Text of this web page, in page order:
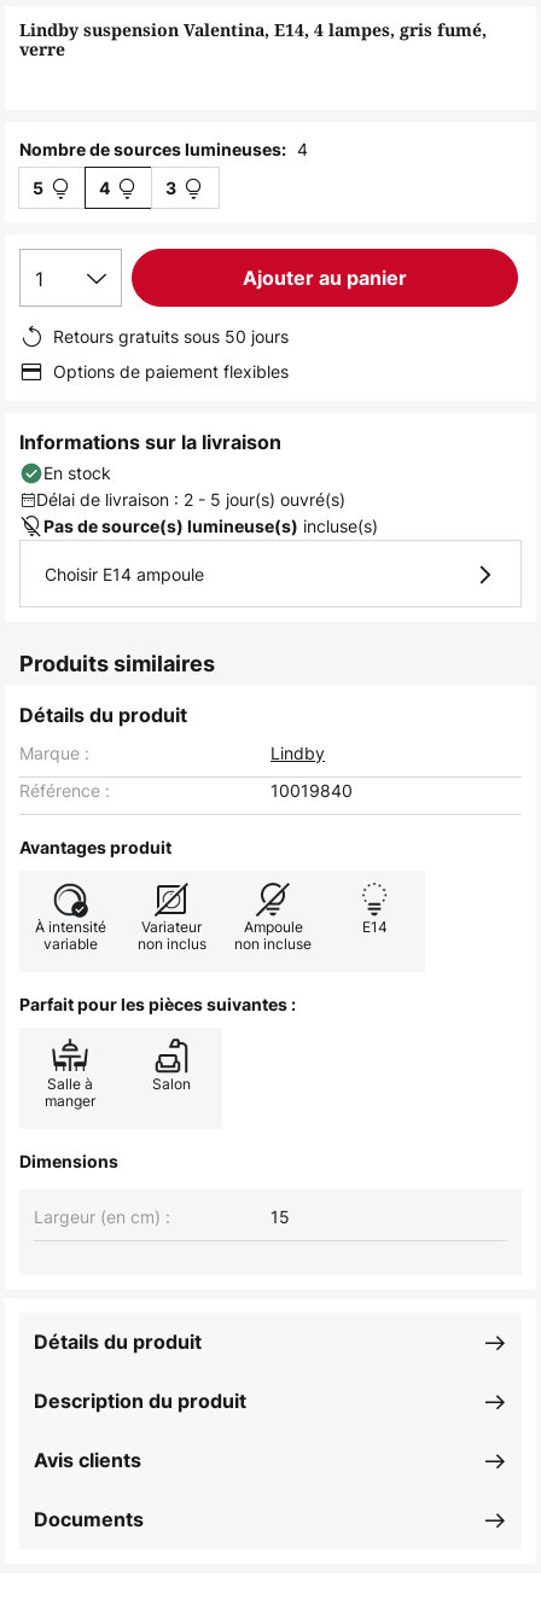
the
images
Lindby suspension Valentina, E14, 4 lampes, gris fumé,
verre
Nombre de sources lumineuses: 4
5 4 3
1 Ajouter au panier
Retours gratuits sous 50 jours
Options de paiement flexibles
Informations sur la livraison
En stock
Délai de livraison : 2 - 5 jour(s) ouvré(s)
Pas de source(s) lumineuse(s) incluse(s)
Choisir E14 ampoule
Produits similaires
Détails du produit
Marque :
Lindby
Référence :
10019840
Avantages produit
À intensité
variable
Variateur
non inclus
Ampoule
non incluse
E14
Parfait pour les pièces suivantes :
Salle à
manger
Salon
Dimensions
Largeur (en cm) : 15
Description du produit
Détails du produit
Avis clients
Documents